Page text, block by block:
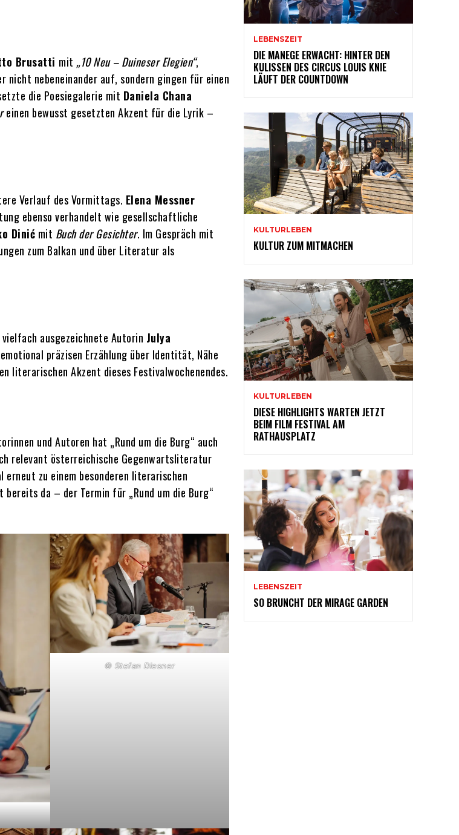
Brusatti mit „10 Neu – Duineser Elegien“,
nebeneinander auf, sondern gingen für einen
die Poesiegalerie mit Daniela Chana
einen bewusst gesetzten Akzent für die Lyrik –
Verlauf des Vormittags. Elena Messner
ebenso verhandelt wie gesellschaftliche
Dinić mit Buch der Gesichter. Im Gespräch mit
zum Balkan und über Literatur als
ausgezeichnete Autorin Julya
präzisen Erzählung über Identität, Nähe
literarischen Akzent dieses Festivalwochenendes.
und Autoren hat „Rund um die Burg“ auch
relevant österreichische Gegenwartsliteratur
erneut zu einem besonderen literarischen
da – der Termin für „Rund um die Burg“
© Stefan Diesner
LEBENSZEIT
DIE MANEGE ERWACHT: HINTER DEN
KULISSEN DES CIRCUS LOUIS KNIE
LÄUFT DER COUNTDOWN
KULTURLEBEN
KULTUR ZUM MITMACHEN
KULTURLEBEN
DIESE HIGHLIGHTS WARTEN JETZT
BEIM FILM FESTIVAL AM
RATHAUSPLATZ
LEBENSZEIT
SO BRUNCHT DER MIRAGE GARDEN